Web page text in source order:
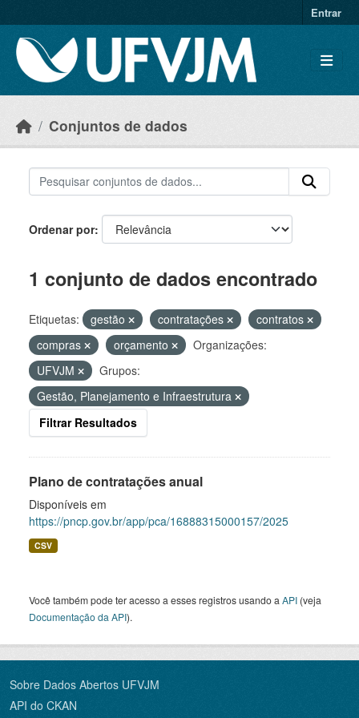
Entrar
Conjuntos de dados
Ordenar por
1 conjunto de dados encontrado
Etiquetas: gestão contratações
contratos
compras
orçamento
Organizações:
UFVJM
Grupos:
Gestão, Planejamento e Infraestrutura
Filtrar Resultados
Plano de contratações anual
Disponíveis em
https://pncp.gov.br/app/pca/16888315000157/2025
CSV
Você também pode ter acesso a esses registros usando a API (veja
Documentação da API).
Sobre Dados Abertos UFVJM
API do CKAN